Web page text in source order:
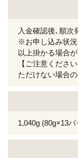
入金確認後､順次
※お申し込み状況
以上掛かる場合
【ご注意くださ
ただけない場合
1,040g (80g×13パ